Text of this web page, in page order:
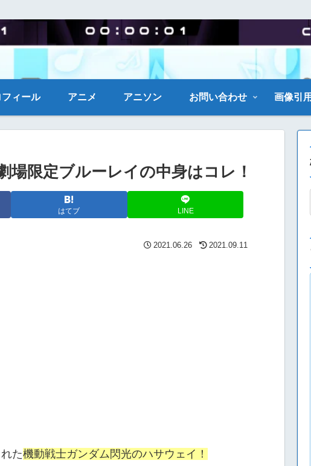
フィール アニメ アニソン お問い合わせ 画像引
場限定ブルーレイの中身はコレ！
はてブ LINE
2021.06.26 2021.09.11
た機動戦士ガンダム閃光のハサウェイ！